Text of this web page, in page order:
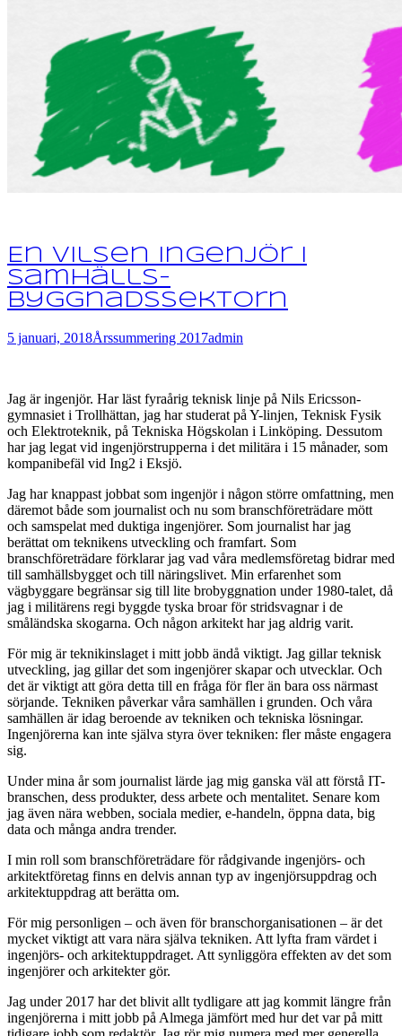
En vilsen ingenjör i
samhälls-
byggnadssektorn
5 januari, 2018Årssummering 2017admin
Jag är ingenjör. Har läst fyraårig teknisk linje på Nils Ericsson-
gymnasiet i Trollhättan, jag har studerat på Y-linjen, Teknisk Fysik
och Elektroteknik, på Tekniska Högskolan i Linköping. Dessutom
har jag legat vid ingenjörstrupperna i det militära i 15 månader, som
kompanibefäl vid Ing2 i Eksjö.
Jag har knappast jobbat som ingenjör i någon större omfattning, men
däremot både som journalist och nu som branschföreträdare mött
och samspelat med duktiga ingenjörer. Som journalist har jag
berättat om teknikens utveckling och framfart. Som
branschföreträdare förklarar jag vad våra medlemsföretag bidrar med
till samhällsbygget och till näringslivet. Min erfarenhet som
vägbyggare begränsar sig till lite brobyggnation under 1980-talet, då
jag i militärens regi byggde tyska broar för stridsvagnar i de
småländska skogarna. Och någon arkitekt har jag aldrig varit.
För mig är teknikinslaget i mitt jobb ändå viktigt. Jag gillar teknisk
utveckling, jag gillar det som ingenjörer skapar och utvecklar. Och
det är viktigt att göra detta till en fråga för fler än bara oss närmast
sörjande. Tekniken påverkar våra samhällen i grunden. Och våra
samhällen är idag beroende av tekniken och tekniska lösningar.
Ingenjörerna kan inte själva styra över tekniken: fler måste engagera
sig.
Under mina år som journalist lärde jag mig ganska väl att förstå IT-
branschen, dess produkter, dess arbete och mentalitet. Senare kom
jag även nära webben, sociala medier, e-handeln, öppna data, big
data och många andra trender.
I min roll som branschföreträdare för rådgivande ingenjörs- och
arkitektföretag finns en delvis annan typ av ingenjörsuppdrag och
arkitektuppdrag att berätta om.
För mig personligen – och även för branschorganisationen – är det
mycket viktigt att vara nära själva tekniken. Att lyfta fram värdet i
ingenjörs- och arkitektuppdraget. Att synliggöra effekten av det som
ingenjörer och arkitekter gör.
Jag under 2017 har det blivit allt tydligare att jag kommit längre från
ingenjörerna i mitt jobb på Almega jämfört med hur det var på mitt